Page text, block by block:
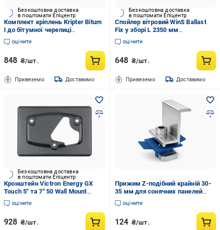
Безкоштовна доставка
в поштомати Епіцентр
Комплект кріплень Kripter Bitum
I до бітумної черепиці
(3007091342)
оцінити
848 ₴/шт.
Привеземо Доставимо
Безкоштовна доставка
в поштомати Епіцентр
Спойлер вітровий WinS Ballast
Fix у зборі L 2350 мм
(2983439619)
оцінити
648 ₴/шт.
Привеземо Доставимо
Безкоштовна доставка
в поштомати Епіцентр
Кронштейн Victron Energy GX
Touch 5" та 7" 50 Wall Mount
(2983440182)
оцінити
928 ₴/шт.
Прижим Z-подібний крайній 30-
35 мм для сонячних панелей
(34386952)
оцінити
124 ₴/шт.